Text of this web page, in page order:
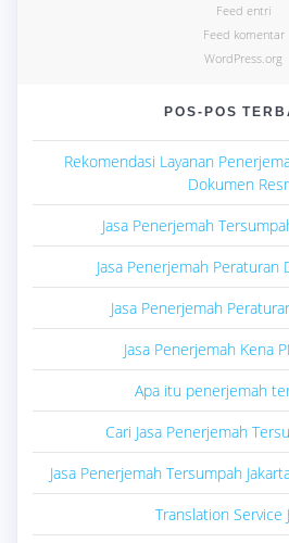
Feed entri
Feed komentar
WordPress.org
POS-POS
Rekomendasi Layanan
Dokumen
Jasa Penerjemah
Jasa Penerjemah Peraturan
Jasa Penerjemah
Jasa Penerjemah Kena
Apa itu penerjemah
Cari Jasa Penerjemah
Jasa Penerjemah Tersumpah
Translation Service